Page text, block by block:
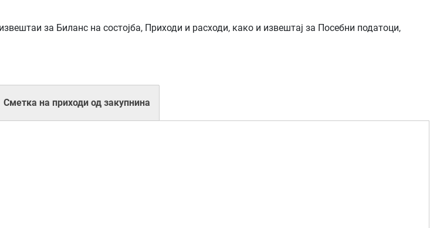
за Биланс на состојба, Приходи и расходи, како и извештај за Посебни податоци,
Сметка на приходи од закупнина